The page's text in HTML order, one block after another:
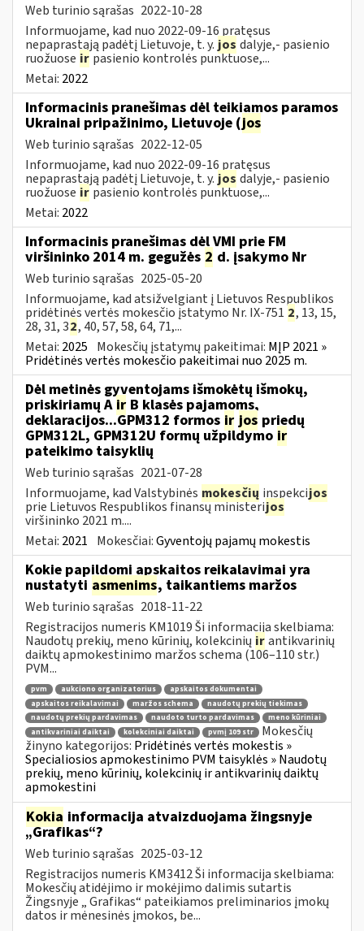
Web turinio sąrašas 2022-10-28
Informuojame, kad nuo 2022-09-16 pratęsus
nepaprastąją padėtį Lietuvoje, t. y. jos dalyje,- pasienio
ruožuose ir pasienio kontrolės punktuose,...
Metai: 2022
Informacinis pranešimas dėl teikiamos paramos
Ukrainai pripažinimo, Lietuvoje (jos
Web turinio sąrašas 2022-12-05
Informuojame, kad nuo 2022-09-16 pratęsus
nepaprastąją padėtį Lietuvoje, t. y. jos dalyje,- pasienio
ruožuose ir pasienio kontrolės punktuose,...
Metai: 2022
Informacinis pranešimas dėl VMI prie FM
viršininko 2014 m. gegužės 2 d. įsakymo Nr
Web turinio sąrašas 2025-05-20
Informuojame, kad atsižvelgiant į Lietuvos Respublikos
pridėtinės vertės mokesčio įstatymo Nr. IX-751 2, 13, 15,
28, 31, 32, 40, 57, 58, 64, 71,...
Metai: 2025 Mokesčių įstatymų pakeitimai: MĮP 2021 »
Pridėtinės vertės mokesčio pakeitimai nuo 2025 m.
Dėl metinės gyventojams išmokėtų išmokų,
priskiriamų A ir B klasės pajamoms,
deklaracijos...GPM312 formos ir jos priedų
GPM312L, GPM312U formų užpildymo ir
pateikimo taisyklių
Web turinio sąrašas 2021-07-28
Informuojame, kad Valstybinės mokesčių inspekcijos
prie Lietuvos Respublikos finansų ministerijos
viršininko 2021 m....
Metai: 2021 Mokesčiai:Gyventojų pajamų mokestis
Kokie papildomi apskaitos reikalavimai yra
nustatyti asmenims, taikantiems maržos
Web turinio sąrašas 2018-11-22
Registracijos numeris KM1019 Ši informacija skelbiama:
Naudotų prekių, meno kūrinių, kolekcinių irantikvarinių
daiktų apmokestinimo maržos schema (106–110 str.)
PVM...
pvm aukciono organizatorius
apskaitos dokumentai
apskaitos reikalavimai
maržos schema
naudotų prekių tiekimas
naudotų prekių pardavimas
naudoto turto pardavimas
meno kūriniai
antikvariniai daiktai
kolekciniai daiktai pvmį 109 str
Mokesčių
žinyno kategorijos: Pridėtinės vertės mokestis »
Specialiosios apmokestinimo PVM taisyklės » Naudotų
prekių, meno kūrinių, kolekcinių ir antikvarinių daiktų
apmokestini
Kokia informacija atvaizduojama žingsnyje
„Grafikas“?
Web turinio sąrašas 2025-03-12
Registracijos numeris KM3412 Ši informacija skelbiama:
Mokesčių atidėjimo ir mokėjimo dalimis sutartis
Žingsnyje „ Grafikas“ pateikiamos preliminarios įmokų
datos ir mėnesinės įmokos, be...